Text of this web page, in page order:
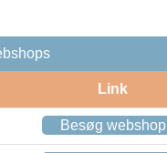
Link
Besøg webshop